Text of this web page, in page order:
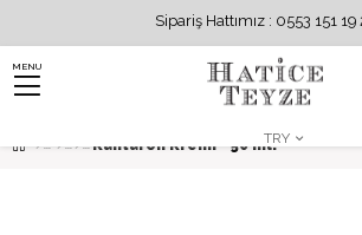
Sipariş Hattımız : 0553 151 19
MENU
TRY
Kantaron Kremi - 50 ml.